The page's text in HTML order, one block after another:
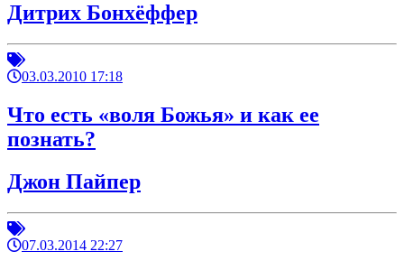
Дитрих Бонхёффер
03.03.2010 17:18
Что есть «воля Божья» и как ее
познать?
Джон Пайпер
07.03.2014 22:27